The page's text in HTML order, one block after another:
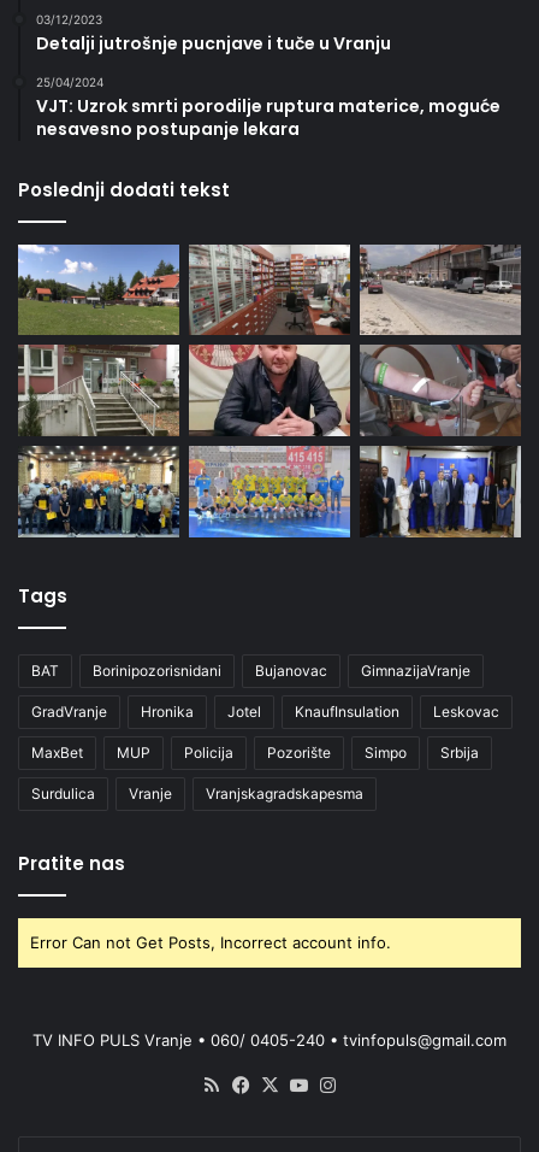
03/12/2023
Detalji jutrošnje pucnjave i tuče u Vranju
25/04/2024
VJT: Uzrok smrti porodilje ruptura materice, moguće
nesavesno postupanje lekara
Poslednji dodati tekst
Tags
BAT Borinipozorisnidani Bujanovac GimnazijaVranje
GradVranje Hronika Jotel KnaufInsulation Leskovac
MaxBet MUP Policija Pozorište Simpo Srbija
Surdulica Vranje Vranjskagradskapesma
Pratite nas
Error Can not Get Posts, Incorrect account info.
TV INFO PULS Vranje • 060/ 0405-240 • tvinfopuls@gmail.com
RSS Facebook
X YouTube